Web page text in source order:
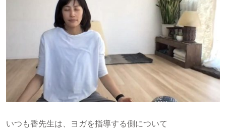
いつも香先生は、ヨガを指導する側について